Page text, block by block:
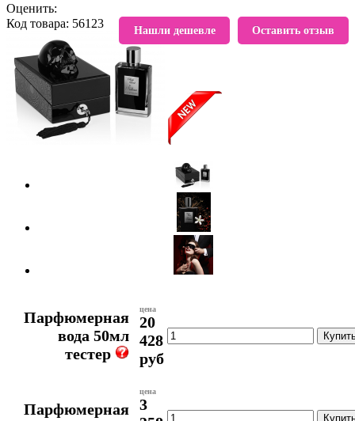
Оставить отзыв
Нашли дешевле
Оценить:
Код товара: 56123
В избранное
Парфюмерная
вода 50мл
тестер
цена
20
428
руб
Парфюмерная
цена
3